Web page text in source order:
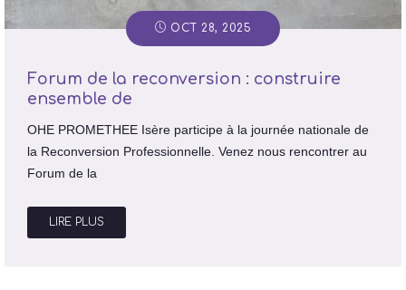
OCT 28, 2025
Forum de la reconversion : construire
ensemble de
OHE PROMETHEE Isère participe à la journée nationale de
la Reconversion Professionnelle. Venez nous rencontrer au
Forum de la
LIRE PLUS